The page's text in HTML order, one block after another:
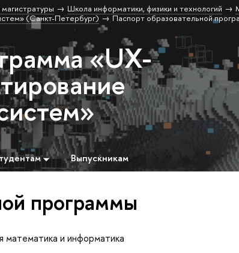
Школа информатики, физики и технологий
(Санкт-Петербург)
Паспорт образовательной
«UX-
Выпускникам
программы
математика и информатика